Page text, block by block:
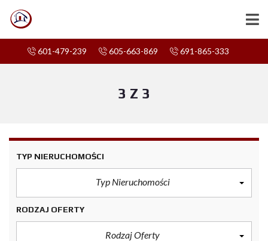
601-479-239 605-663-869 691-865-333
3 Z 3
TYP NIERUCHOMOŚCI
Typ Nieruchomości
RODZAJ OFERTY
Rodzaj Oferty